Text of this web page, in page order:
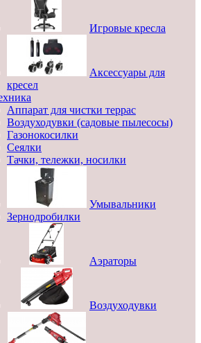
Игровые кресла
Аксессуары для
кресел
Аппарат для чистки террас
Воздуходувки (садовые пылесосы)
Газонокосилки
Сеялки
Тачки, тележки, носилки
Умывальники
Зернодробилки
Аэраторы
Воздуходувки